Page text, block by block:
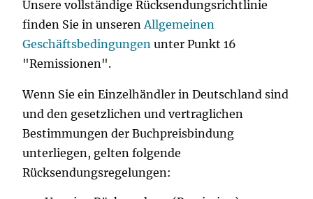
Unsere vollständige Rücksendungsrichtlinie
finden Sie in unseren Allgemeinen
Geschäftsbedingungen unter Punkt 16
"Remissionen".
Wenn Sie ein Einzelhändler in Deutschland sind
und den gesetzlichen und vertraglichen
Bestimmungen der Buchpreisbindung
unterliegen, gelten folgende
Rücksendungsregelungen: